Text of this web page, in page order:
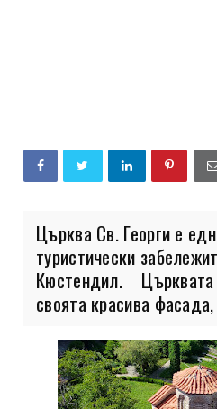
Църква Св. Георги е
туристически
Кюстендил. Църквата
своята красива